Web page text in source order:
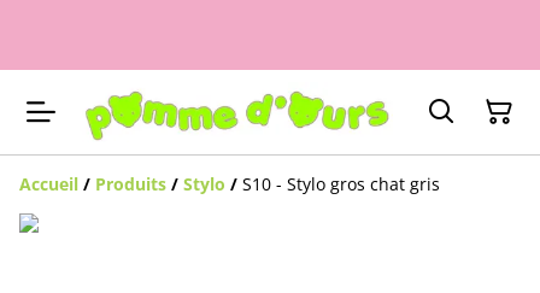
Accueil / Produits / Stylo / S10 - Stylo gros chat gris